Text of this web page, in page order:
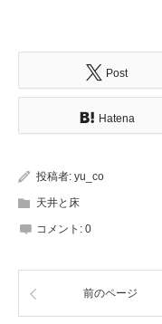
Post
Hatena
投稿者: yu_co
天井と床
コメント: 0
前のページ